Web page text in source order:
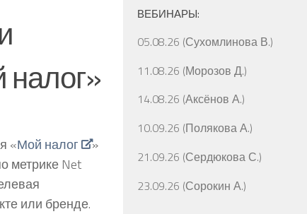
«Мой налог
»
метрике Net
или бренде.
ВЕБИНАРЫ:
05.08.26 (Сухомлинова В.)
11.08.26 (Морозов Д.)
14.08.26 (Аксёнов А.)
10.09.26 (Полякова А.)
21.09.26 (Сердюкова С.)
23.09.26 (Сорокин А.)